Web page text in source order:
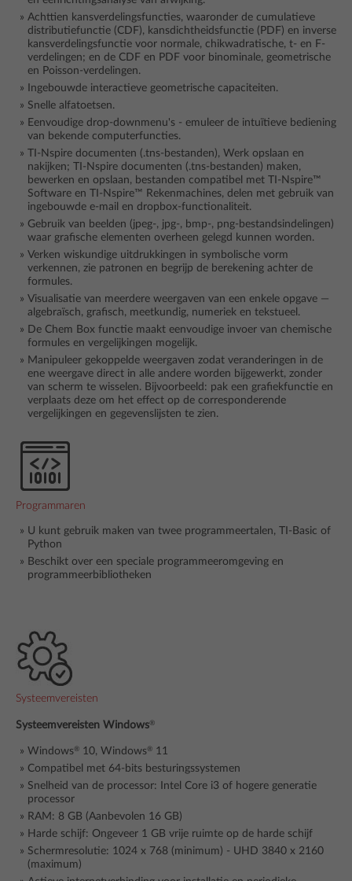
Achttien kansverdelingsfuncties, waaronder de cumulatieve
distributiefunctie (CDF), kansdichtheidsfunctie (PDF) en inverse
kansverdelingsfunctie voor normale, chikwadratische, t- en F-
verdelingen; en de CDF en PDF voor binominale, geometrische
en Poisson-verdelingen.
Ingebouwde interactieve geometrische capaciteiten.
Snelle alfatoetsen.
Eenvoudige drop-downmenu's - emuleer de intuïtieve bediening
van bekende computerfuncties.
TI-Nspire documenten (.tns-bestanden), Werk opslaan en
nakijken; TI-Nspire documenten (.tns-bestanden) maken,
bewerken en opslaan, bestanden compatibel met TI-Nspire™
Software en TI-Nspire™ Rekenmachines, delen met gebruik van
ingebouwde e-mail en dropbox-functionaliteit.
Gebruik van beelden (jpeg-, jpg-, bmp-, png-bestandsindelingen)
waar grafische elementen overheen gelegd kunnen worden.
Verken wiskundige uitdrukkingen in symbolische vorm
verkennen, zie patronen en begrijp de berekening achter de
formules.
Visualisatie van meerdere weergaven van een enkele opgave —
algebraïsch, grafisch, meetkundig, numeriek en tekstueel.
De Chem Box functie maakt eenvoudige invoer van chemische
formules en vergelijkingen mogelijk.
Manipuleer gekoppelde weergaven zodat veranderingen in de
ene weergave direct in alle andere worden bijgewerkt, zonder
van scherm te wisselen. Bijvoorbeeld: pak een grafiekfunctie en
verplaats deze om het effect op de corresponderende
vergelijkingen en gegevenslijsten te zien.
Programmaren
U kunt gebruik maken van twee programmeertalen, TI-Basic of
Python
Beschikt over een speciale programmeeromgeving en
programmeerbibliotheken
Systeemvereisten
Systeemvereisten Windows®
Windows® 10, Windows® 11
Compatibel met 64-bits besturingssystemen
Snelheid van de processor: Intel Core i3 of hogere generatie
processor
RAM: 8 GB (Aanbevolen 16 GB)
Harde schijf: Ongeveer 1 GB vrije ruimte op de harde schijf
Schermresolutie: 1024 x 768 (minimum) - UHD 3840 x 2160
(maximum)